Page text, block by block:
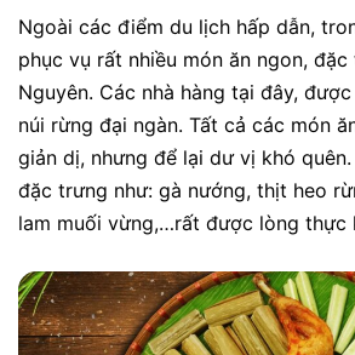
Ngoài các điểm du lịch hấp dẫn,
phục vụ rất nhiều món ăn ngon,
Nguyên. Các nhà hàng tại đây,
núi rừng đại ngàn. Tất cả các món
giản dị, nhưng để lại dư vị khó
đặc trưng như: gà nướng, thịt heo
lam muối vừng,…rất được lòng thực